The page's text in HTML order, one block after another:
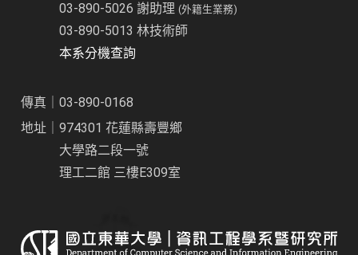
03-890-5026 謝助理(外籍生業務)
03-890-5013 林技術師
本系分機查詢
傳真｜03-890-0168
地址｜974301 花蓮縣壽豐鄉
大學路二段一號
理工二館 三樓E309室